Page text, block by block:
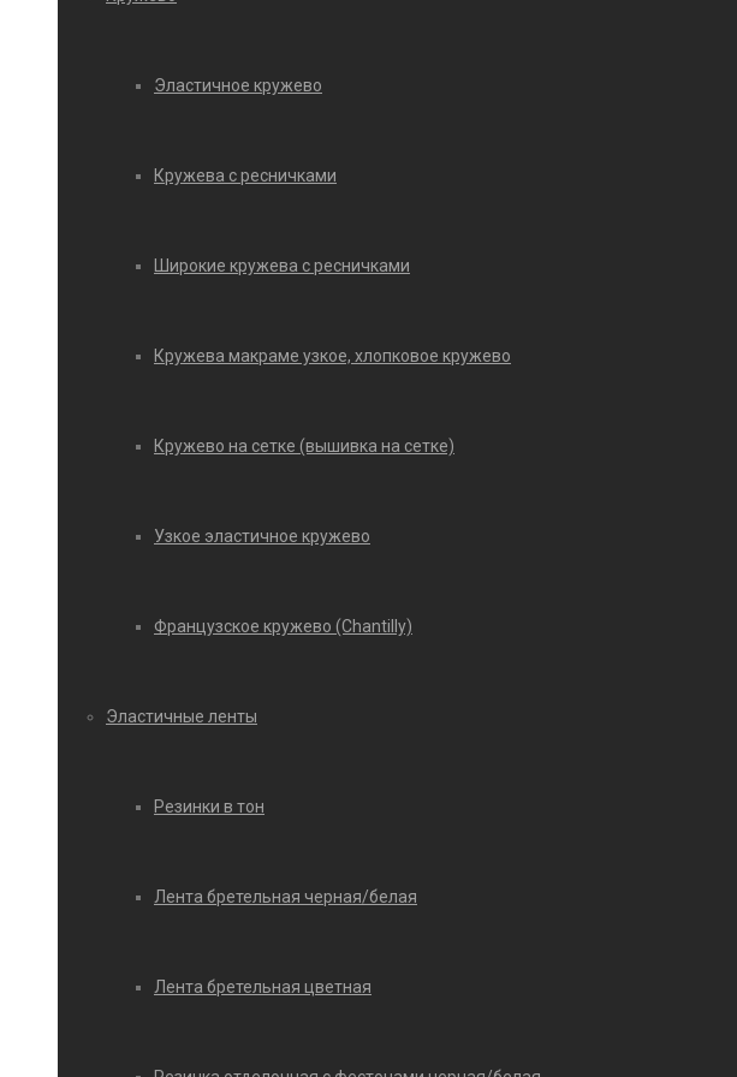
Эластичное кружево
Кружева с ресничками
Широкие кружева с ресничками
Кружева макраме узкое, хлопковое кружево
Кружево на сетке (вышивка на сетке)
Узкое эластичное кружево
Французское кружево (Chantilly)
Эластичные ленты
Резинки в тон
Лента бретельная черная/белая
Лента бретельная цветная